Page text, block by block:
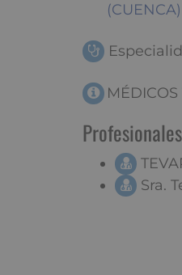
(CUENCA)
Sra.